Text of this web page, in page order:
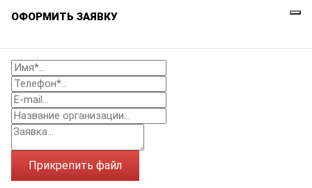
ОФОРМИТЬ ЗАЯВКУ
Прикрепить файл